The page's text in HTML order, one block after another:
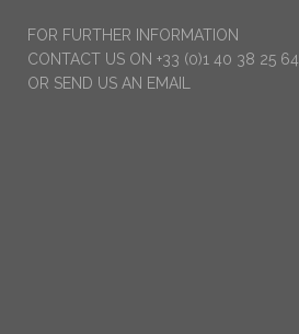
FOR FURTHER INFORMATION
CONTACT US ON +33 (0)1 40 38 25 64
OR SEND US AN EMAIL